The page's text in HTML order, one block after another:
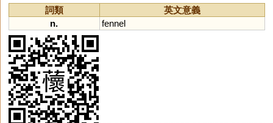
詞類
英文意義
n.
fennel